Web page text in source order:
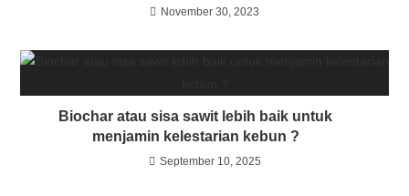
November 30, 2023
Biochar atau sisa sawit lebih baik untuk
menjamin kelestarian kebun ?
September 10, 2025